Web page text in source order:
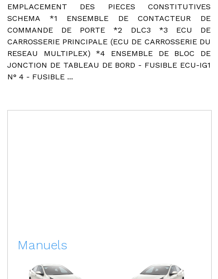
EMPLACEMENT DES PIECES CONSTITUTIVES
SCHEMA *1 ENSEMBLE DE CONTACTEUR DE
COMMANDE DE PORTE *2 DLC3 *3 ECU DE
CARROSSERIE PRINCIPALE (ECU DE CARROSSERIE DU
RESEAU MULTIPLEX) *4 ENSEMBLE DE BLOC DE
JONCTION DE TABLEAU DE BORD - FUSIBLE ECU-IG1
N° 4 - FUSIBLE ...
Manuels